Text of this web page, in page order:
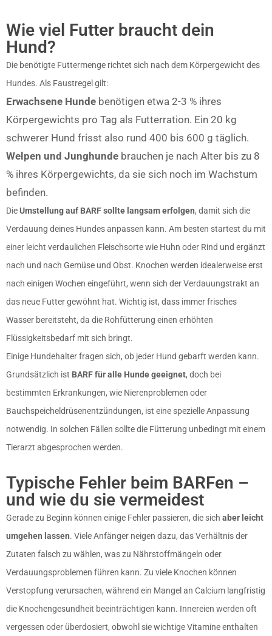
Wie viel Futter braucht dein
Hund?
Die benötigte Futtermenge richtet sich nach dem Körpergewicht des
Hundes. Als Faustregel gilt:
Erwachsene Hunde benötigen etwa 2-3 % ihres
Körpergewichts pro Tag als Futterration. Ein 20 kg
schwerer Hund frisst also rund 400 bis 600 g täglich.
Welpen und Junghunde brauchen je nach Alter bis zu 8
% ihres Körpergewichts, da sie sich noch im Wachstum
befinden.
DieUmstellung auf BARF sollte langsam erfolgen, damit sich die
Verdauung deines Hundes anpassen kann. Am besten startest du mit
einer leicht verdaulichen Fleischsorte wie Huhn oder Rind und ergänzt
nach und nach Gemüse und Obst. Knochen werden idealerweise erst
nach einigen Wochen eingeführt, wenn sich der Verdauungstrakt an
das neue Futter gewöhnt hat. Wichtig ist, dass immer frisches
Wasser bereitsteht, da die Rohfütterung einen erhöhten
Flüssigkeitsbedarf mit sich bringt.
Einige Hundehalter fragen sich, ob jeder Hund gebarft werden kann.
Grundsätzlich ist BARF für alle Hunde geeignet, doch bei
bestimmten Erkrankungen, wie Nierenproblemen oder
Bauchspeicheldrüsenentzündungen, ist eine spezielle Anpassung
notwendig. In solchen Fällen sollte die Fütterung unbedingt mit einem
Tierarzt abgesprochen werden.
Typische Fehler beim BARFen –
und wie du sie vermeidest
Gerade zu Beginn können einige Fehler passieren, die sich aber leicht
umgehen lassen. Viele Anfänger neigen dazu, das Verhältnis der
Zutaten falsch zu wählen, was zu Nährstoffmängeln oder
Verdauungsproblemen führen kann. Zu viele Knochen können
Verstopfung verursachen, während ein Mangel an Calcium langfristig
die Knochengesundheit beeinträchtigen kann. Innereien werden oft
vergessen oder überdosiert, obwohl sie wichtige Vitamine enthalten